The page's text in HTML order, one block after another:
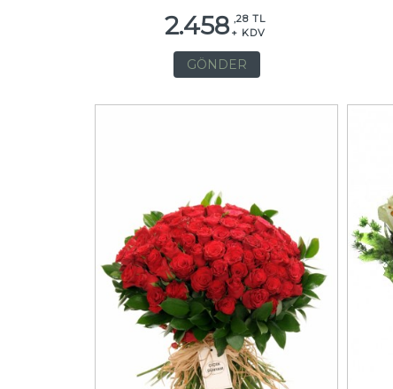
2.458 ,28 TL
+ KDV
GÖNDER